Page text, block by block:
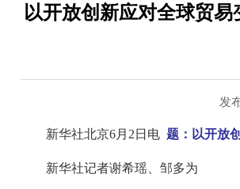
以开放创新应对全球贸
发
新华社北京6月2日电题：以开放
新华社记者谢希瑶、邹多为